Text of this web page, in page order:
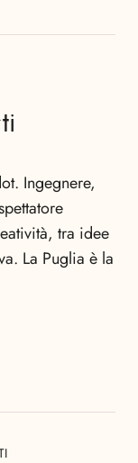
Ingegnere,
tra idee
La Puglia è la